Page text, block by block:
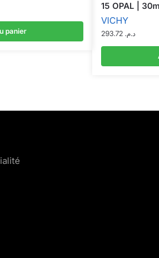
panier
15 OPAL |
VICHY
د.م.